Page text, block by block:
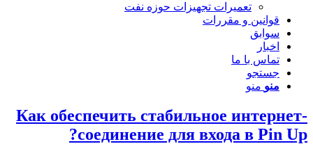
تعمیرات تجهیزات حوزه نفت
قوانین و مقررات
سوابق
اخبار
تماس با ما
جستجو
منو منو
Как обеспечить стабильное интернет-
соединение для входа в Pin Up?